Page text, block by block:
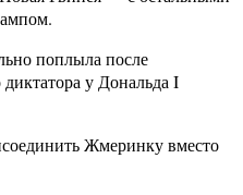
поплыла после
у Дональда I
Жмеринку вместо